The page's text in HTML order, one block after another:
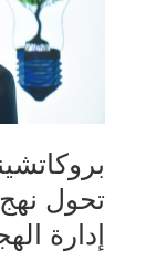
تحول نهج
إدارة